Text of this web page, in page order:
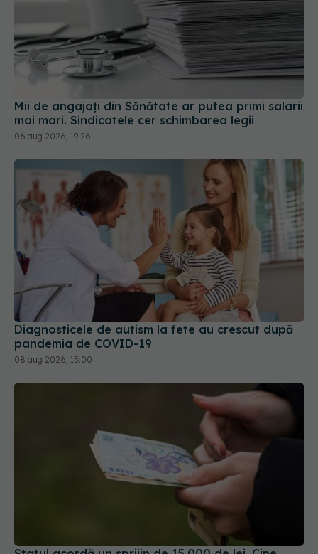
Mii de angajați din Sănătate ar putea primi salarii
mai mari. Sindicatele cer schimbarea legii
06 aug 2026, 19:26
Diagnosticele de autism la fete au crescut după
pandemia de COVID-19
08 aug 2026, 15:00